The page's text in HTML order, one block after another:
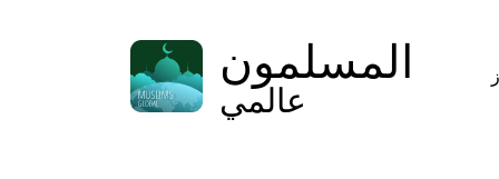
المسلمون
عالمي